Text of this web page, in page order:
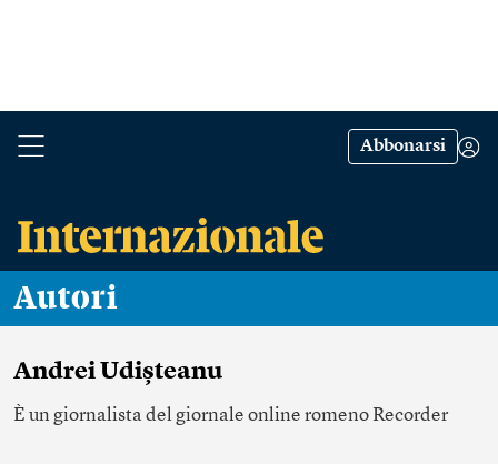
Abbonarsi
Autori
Andrei Udișteanu
È un giornalista del giornale online romeno Recorder